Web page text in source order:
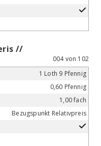
//
004 von 102
1 Loth 9 Pfennig
0,60 Pfennig
1,00 fach
Bezugspunkt Relativpreis